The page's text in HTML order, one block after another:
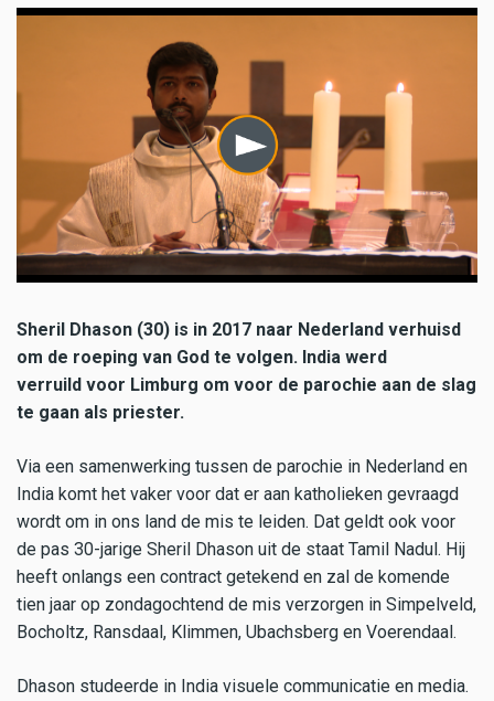
Sheril Dhason (30) is in 2017 naar Nederland verhuisd
om de roeping van God te volgen. India werd
verruild voor Limburg om voor de parochie aan de slag
te gaan als priester.
Via een samenwerking tussen de parochie in Nederland en
India komt het vaker voor dat er aan katholieken gevraagd
wordt om in ons land de mis te leiden. Dat geldt ook voor
de pas 30-jarige Sheril Dhason uit de staat Tamil Nadul. Hij
heeft onlangs een contract getekend en zal de komende
tien jaar op zondagochtend de mis verzorgen in Simpelveld,
Bocholtz, Ransdaal, Klimmen, Ubachsberg en Voerendaal.
Dhason studeerde in India visuele communicatie en media.